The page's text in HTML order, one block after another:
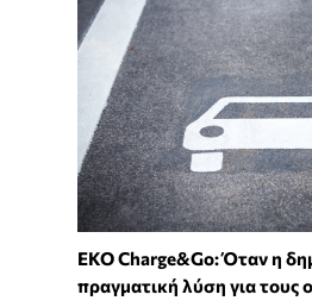
EKO Charge&Go: Όταν η
πραγματική λύση για τους